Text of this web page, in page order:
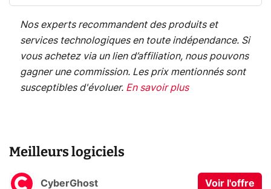
Nos experts recommandent des produits et
services technologiques en toute indépendance. Si
vous achetez via un lien d’affiliation, nous pouvons
gagner une commission. Les prix mentionnés sont
susceptibles d'évoluer. En savoir plus
Meilleurs logiciels
CyberGhost Voir l'offre